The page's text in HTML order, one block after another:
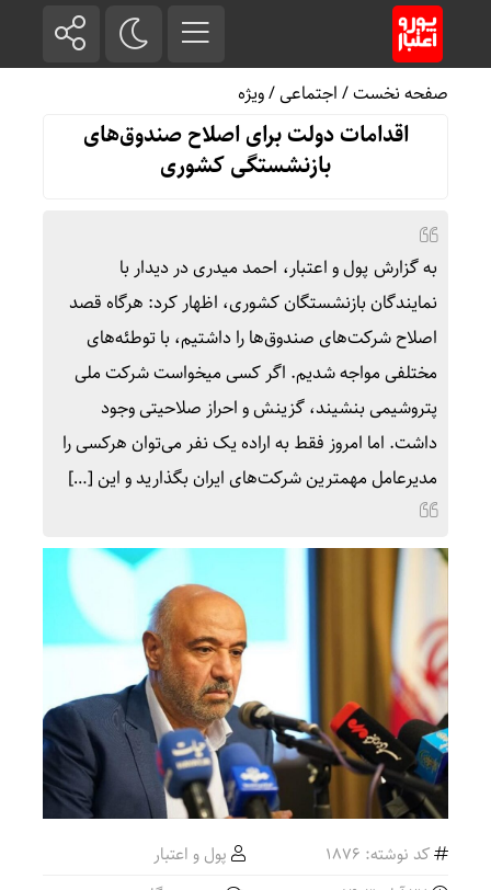
صفحه نخست/اجتماعی/ویژه
اقدامات دولت برای اصلاح صندوق‌های
بازنشستگی کشوری
به گزارش پول و اعتبار، احمد میدری در دیدار با
نمایندگان بازنشستگان کشوری، اظهار کرد: هرگاه قصد
اصلاح شرکت‌های صندوق‌ها را داشتیم، با توطئه‌های
مختلفی مواجه شدیم. اگر کسی میخواست شرکت ملی
پتروشیمی بنشیند، گزینش و احراز صلاحیتی وجود
داشت. اما امروز فقط به اراده یک نفر می‌توان هرکسی را
مدیرعامل مهمترین شرکت‌های ایران بگذارید و این […]
کد نوشته: 1876
پول و اعتبار